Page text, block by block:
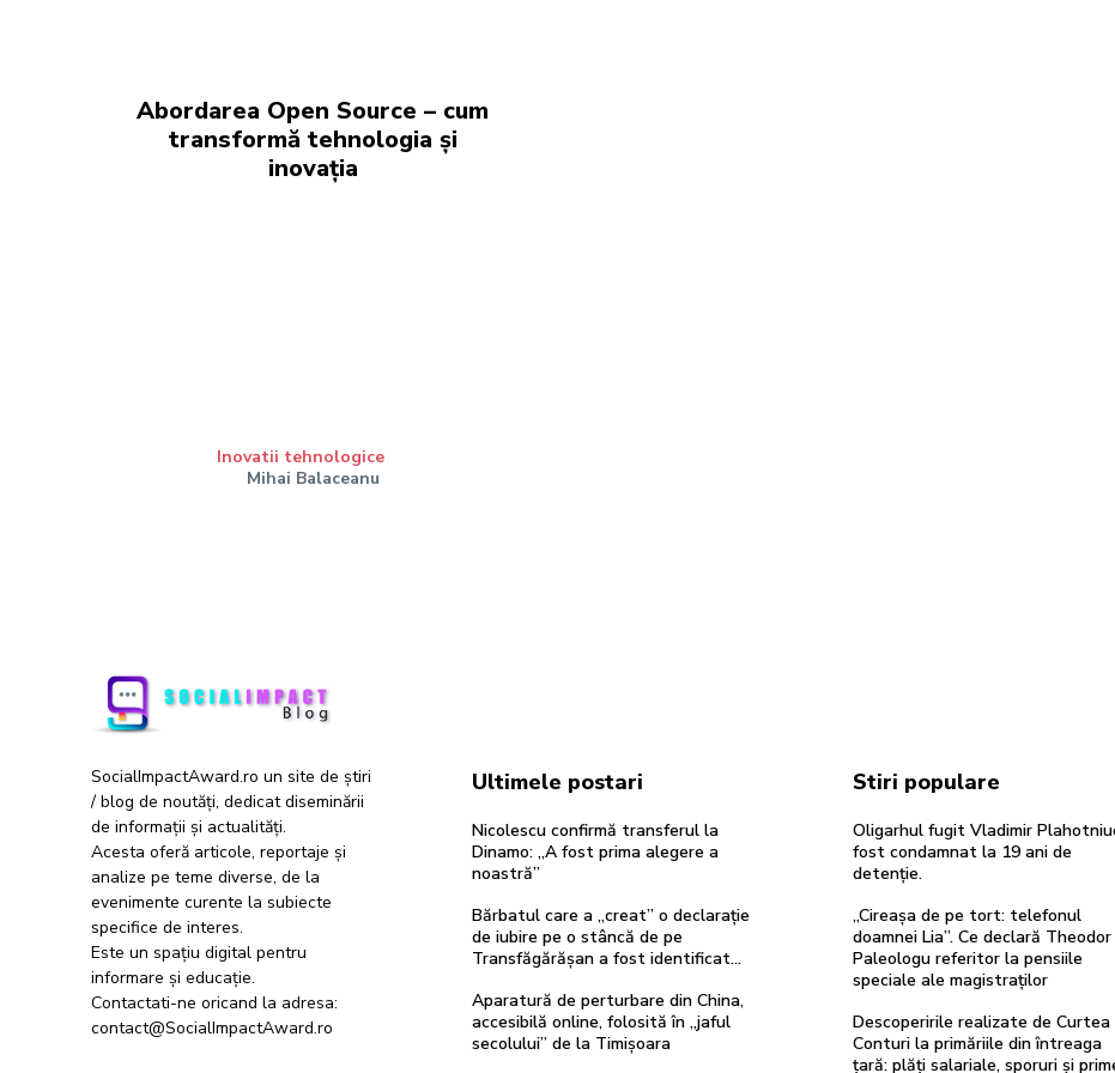
Abordarea Open Source – cum
transformă tehnologia și
inovația
Inovatii tehnologice
Mihai Balaceanu
SocialImpactAward.ro un site de știri
/ blog de noutăți, dedicat diseminării
de informații și actualități.
Acesta oferă articole, reportaje și
analize pe teme diverse, de la
evenimente curente la subiecte
specifice de interes.
Este un spațiu digital pentru
informare și educație.
Contactati-ne oricand la adresa:
contact@SocialImpactAward.ro
Ultimele postari
Nicolescu confirmă transferul la
Dinamo: „A fost prima alegere a
noastră”
Bărbatul care a „creat” o declarație
de iubire pe o stâncă de pe
Transfăgărășan a fost identificat…
Aparatură de perturbare din China,
accesibilă online, folosită în „jaful
secolului” de la Timișoara
Stiri populare
Oligarhul fugit Vladimir
fost condamnat la 19 ani de
detenție.
„Cireașa de pe tort: telefonul
doamnei Lia”. Ce declară Theodor
Paleologu referitor la pensiile
speciale ale magistraților
Descoperirile realizate de Curtea
Conturi la primăriile din întreaga
țară: plăți salariale, sporuri și